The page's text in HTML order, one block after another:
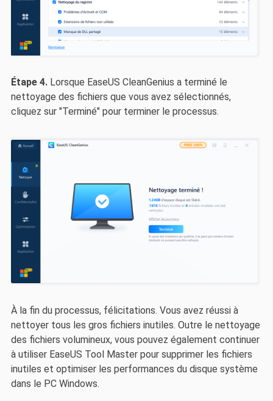
Étape 4. Lorsque EaseUS CleanGenius a terminé le
nettoyage des fichiers que vous avez sélectionnés,
cliquez sur "Terminé" pour terminer le processus.
À la fin du processus, félicitations. Vous avez réussi à
nettoyer tous les gros fichiers inutiles. Outre le nettoyage
des fichiers volumineux, vous pouvez également continuer
à utiliser EaseUS Tool Master pour supprimer les fichiers
inutiles et optimiser les performances du disque système
dans le PC Windows.